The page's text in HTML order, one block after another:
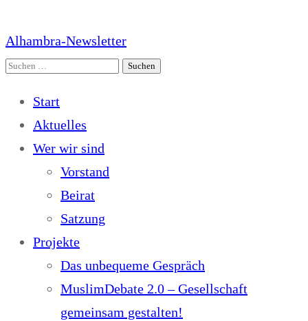
Alhambra-Newsletter
Suchen
Start
Aktuelles
Wer wir sind
Vorstand
Beirat
Satzung
Projekte
Das unbequeme Gespräch
MuslimDebate 2.0 – Gesellschaft
gemeinsam gestalten!